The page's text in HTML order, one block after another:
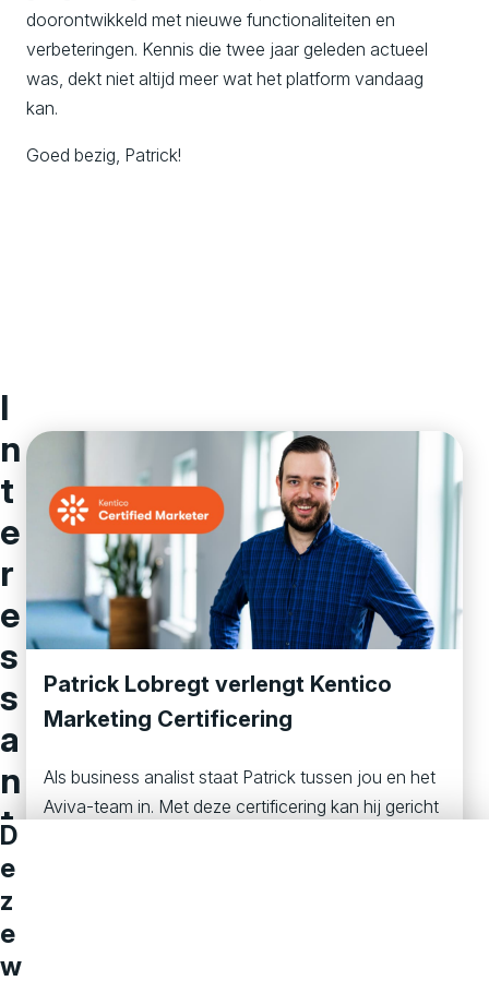
doorontwikkeld met nieuwe functionaliteiten en
verbeteringen. Kennis die twee jaar geleden actueel
was, dekt niet altijd meer wat het platform vandaag
kan.
Goed bezig, Patrick!
I
n
t
e
r
e
s
s
a
n
t
v
o
o
Patrick Lobregt verlengt Kentico
Marketing Certificering
Als business analist staat Patrick tussen jou en het
Aviva-team in. Met deze certificering kan hij gericht
D
e
z
e
w